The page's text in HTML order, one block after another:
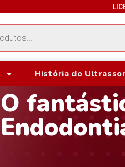
História do
O